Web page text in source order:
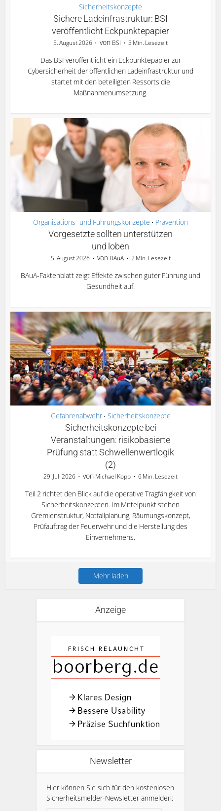
Sicherheitskonzepte
Sichere Ladeinfrastruktur: BSI
veröffentlicht Eckpunktepapier
5. August 2026 von BSI 3 Min. Lesezeit
Das BSI veröffentlicht ein Eckpunktepapier zur
Cybersicherheit der öffentlichen Ladeinfrastruktur und
startet mit den beteiligten Ressorts die
Maßnahmenumsetzung.
Organisations- und Führungskonzepte • Prävention
Vorgesetzte sollten unterstützen
und loben
5. August 2026 von BAuA 2 Min. Lesezeit
BAuA-Faktenblatt zeigt Effekte zwischen guter Führung und
Gesundheit auf.
Gefahrenabwehr • Sicherheitskonzepte
Sicherheitskonzepte bei
Veranstaltungen: risikobasierte
Prüfung statt Schwellenwertlogik
(2)
29. Juli 2026 von Michael Kopp 6 Min. Lesezeit
Teil 2 richtet den Blick auf die operative Tragfähigkeit von
Sicherheitskonzepten. Im Mittelpunkt stehen
Gremienstruktur, Notfallplanung, Räumungskonzept,
Prüfauftrag der Feuerwehr und die Herstellung des
Einvernehmens.
Mehr laden
Anzeige
Newsletter
Hier können Sie sich für den kostenlosen
Sicherheitsmelder-Newsletter anmelden: